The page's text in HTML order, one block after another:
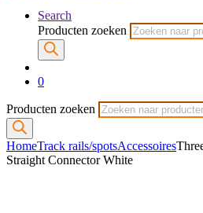
Search
Producten zoeken
0
Producten zoeken
HomeTrack rails/spotsAccessoires
Straight Connector White